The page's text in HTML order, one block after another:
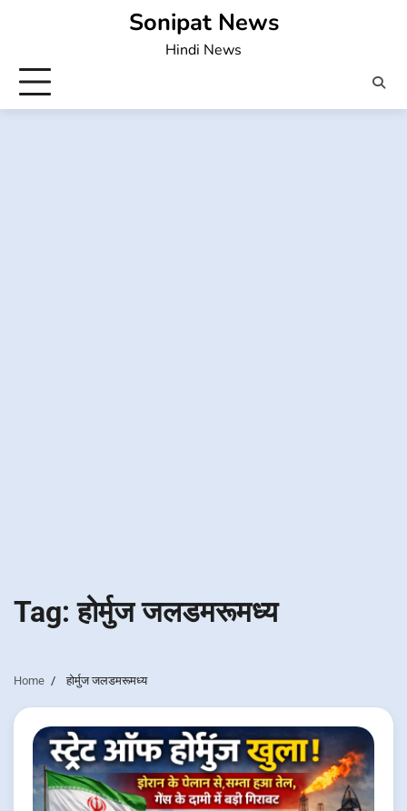
Sonipat News
Hindi News
Tag:होर्मुज जलडमरूमध्य
Home होर्मुज जलडमरूमध्य